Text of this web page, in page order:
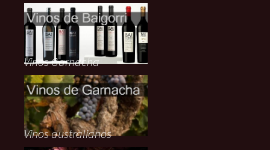
Vinos Garnacha
Vinos australianos